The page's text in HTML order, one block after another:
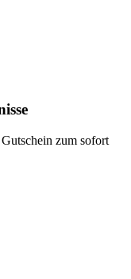
zum sofort